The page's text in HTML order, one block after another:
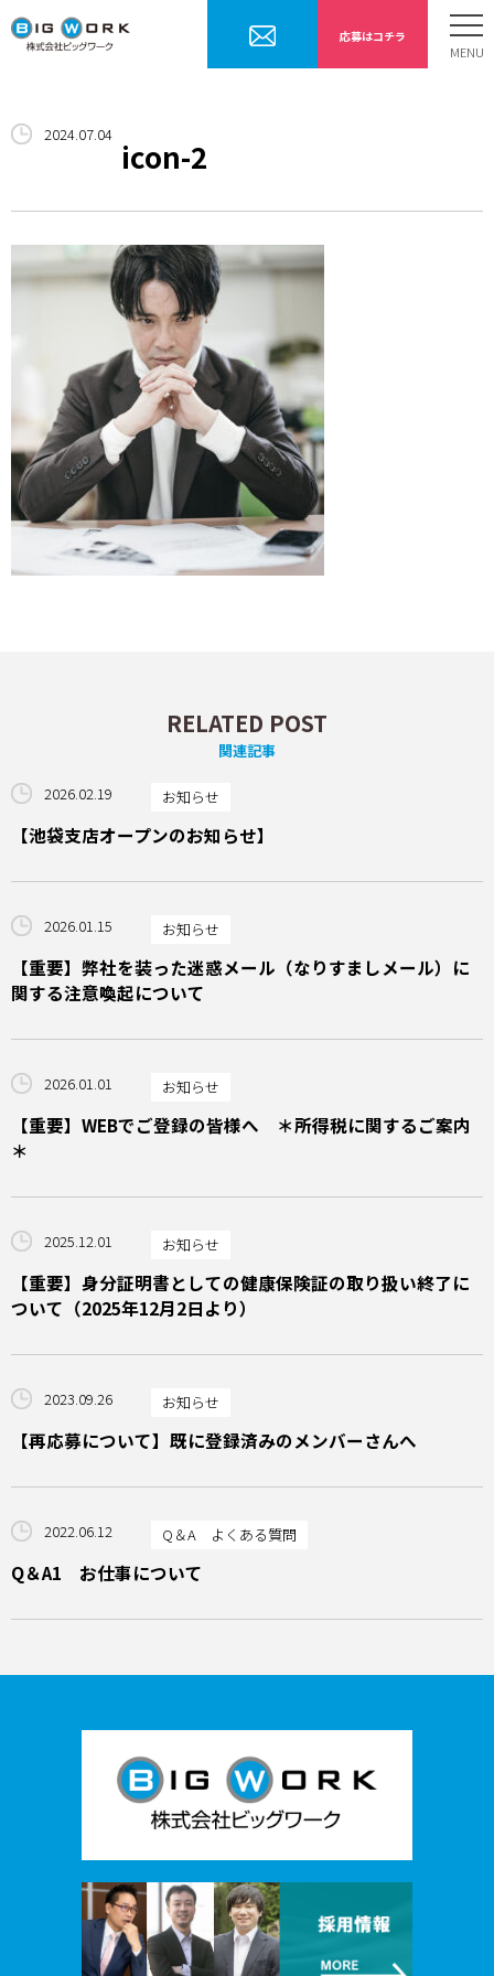
会社案内
応募はコチラ
2024.07.04
icon-2
RELATED POST
関連記事
2026.02.19 お知らせ
【池袋支店オープンのお知らせ】
2026.01.15 お知らせ
【重要】弊社を装った迷惑メール（なりすましメール）に
関する注意喚起について
2026.01.01 お知らせ
【重要】WEBでご登録の皆様へ ＊所得税に関するご案内
＊
2025.12.01 お知らせ
【重要】身分証明書としての健康保険証の取り扱い終了に
ついて（2025年12月2日より）
2023.09.26 お知らせ
【再応募について】既に登録済みのメンバーさんへ
2022.06.12 Q＆A よくある質問
Q＆A1 お仕事について